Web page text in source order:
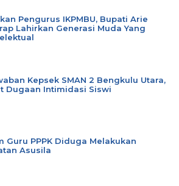
Pengurus IKPMBU, Bupati Arie
Lahirkan Generasi Muda Yang
Kepsek SMAN 2 Bengkulu Utara,
Dugaan Intimidasi Siswi
Guru PPPK Diduga Melakukan
Asusila